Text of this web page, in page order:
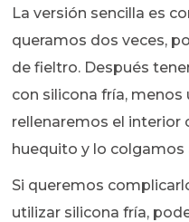
La versión sencilla es
queramos dos veces,
de fieltro. Después
con silicona fría,
rellenaremos el interior
huequito y lo colgamos
Si queremos
utilizar silicona fría,